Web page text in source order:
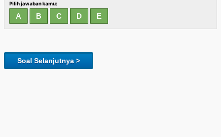
Pilih jawaban kamu:
Soal Selanjutnya >